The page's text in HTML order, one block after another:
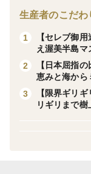
ので予めご了承く
当園がある渥美
え、朝晩の寒暖
絶妙なバランス
生産者のこだわ
1
【セレブ御
え渥美半島マ
2
【日本屈指
恵みと海から
3
【限界ギリ
リギリまで